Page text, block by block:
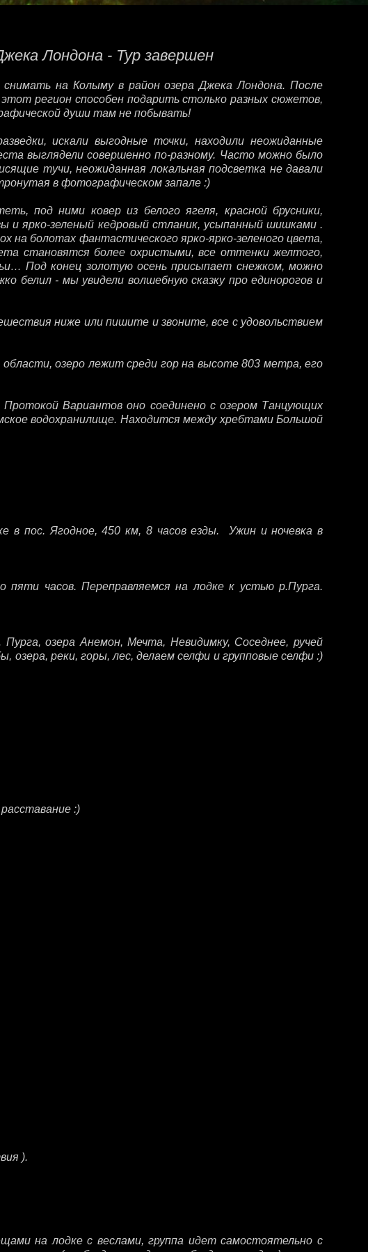
Лондона - Тур завершен
на Колыму в район озера Джека Лондона. После
регион способен подарить столько разных сюжетов,
души там не побывать!
искали выгодные точки, находили неожиданные
выглядели совершенно по-разному. Часто можно было
тучи, неожиданная локальная подсветка не давали
в фотографическом запале :)
под ними ковер из белого ягеля, красной брусники,
и ярко-зеленый кедровый стланик, усыпанный шишками .
на болотах фантастического ярко-ярко-зеленого цвета,
становятся более охристыми, все оттенки желтого,
Под конец золотую осень присыпает снежком, можно
белил - мы увидели волшебную сказку про единорогов и
ниже или пишите и звоните, все с удовольствием
озеро лежит среди гор на высоте 803 метра, его
Вариантов оно соединено с озером Танцующих
водохранилище. Находится между хребтами Большой
в пос. Ягодное, 450 км, 8 часов езды. Ужин и ночевка в
часов. Переправляемся на лодке к устью р.Пурга.
озера Анемон, Мечта, Невидимку, Соседнее, ручей
реки, горы, лес, делаем селфи и групповые селфи :)
:)
).
на лодке с веслами, группа идет самостоятельно с